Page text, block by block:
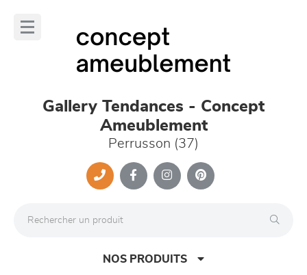
Gallery Tendances - Concept
Ameublement
Perrusson (37)
NOS PRODUITS